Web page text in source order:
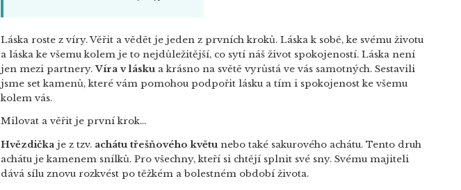
Láska roste z víry. Věřit a vědět je jeden z prvních kroků. Láska k sobě, ke svému životu
a láska ke všemu kolem je to nejdůležitější, co sytí náš život spokojeností. Láska není
jen mezi partnery.Víra v láskua krásno na světě vyrůstá ve vás samotných. Sestavili
jsme set kamenů, které vám pomohou podpořit lásku a tím i spokojenost ke všemu
kolem vás.
Milovat a věřit je první krok...
Hvězdička je z tzv. achátu třešňového květunebo také sakurového achátu. Tento druh
achátu je kamenem snílků. Pro všechny, kteří si chtějí splnit své sny. Svému majiteli
dává sílu znovu rozkvést po těžkém a bolestném období života.